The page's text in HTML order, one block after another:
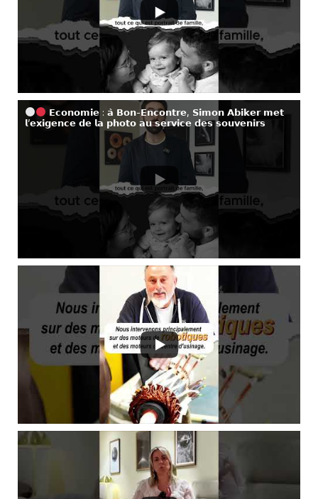
𝗘𝗰𝗼𝗻𝗼𝗺𝗶𝗲 : 𝗮̀ 𝗕𝗼𝗻-𝗘𝗻𝗰𝗼𝗻𝘁𝗿𝗲, 𝗦𝗶𝗺𝗼𝗻 𝗔𝗯𝗶𝗸𝗲𝗿 𝗺𝗲𝘁
𝗹’𝗲𝘅𝗶𝗴𝗲𝗻𝗰𝗲 𝗱𝗲 𝗹𝗮 𝗽𝗵𝗼𝘁𝗼 𝗮𝘂 𝘀𝗲𝗿𝘃𝗶𝗰𝗲 𝗱𝗲𝘀 𝘀𝗼𝘂𝘃𝗲𝗻𝗶𝗿𝘀